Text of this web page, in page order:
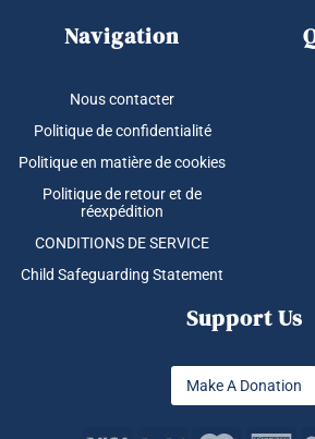
Navigation
Nous contacter
Politique de confidentialité
Politique en matière de cookies
Politique de retour et de
réexpédition
CONDITIONS DE SERVICE
Child Safeguarding Statement
Support Us
Make A Donation